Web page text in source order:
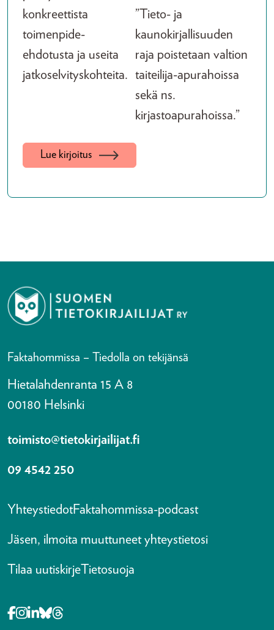
konkreettista
toimenpide-
ehdotusta ja useita
jatkoselvityskohteita.
”Tieto- ja
kaunokirjallisuuden
raja poistetaan valtion
taiteilija-apurahoissa
sekä ns.
kirjastoapurahoissa.”
Lue kirjoitus
Faktahommissa – Tiedolla on tekijänsä
Hietalahdenranta 15 A 8
00180 Helsinki
toimisto@tietokirjailijat.fi
09 4542 250
YhteystiedotFaktahommissa-podcast
Jäsen, ilmoita muuttuneet yhteystietosi
Tilaa uutiskirjeTietosuoja
Opens in a new tab Facebook-f
Opens in a new tab Instagram
Opens in a new tab Linkedin-in
Opens in a new tab Bluesky